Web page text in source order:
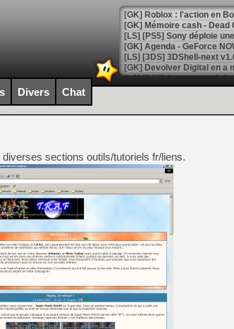
[GK] Roblox : l'action en
[GK] Agenda - GeForce
[GK] Devolver Digital en a
[LS] [PS5] ps5-y2jb-
[GK] Pourquoi Marvel
[GK] Test : Restory : Chill
[GK] GTA 6 : Rockstar
[GK] Hot Wheels Infinite
[GK] Mémoire cash -
[GK] Résultats Nintendo :
[GK] Déjà des
[Mo5] Brickboy cherche à
[GK] Minecraft et ses «
[GK] Beast of
[GK] Ubisoft : fin de partie
[GK] Mémoire cash -
[GK] Dan Houser (GTA)
[GK] Comment EA Sports
[GK] Crimson Moon : un
[GK] Isle of Reveries : le
[GK] Moonlighter 2 : The
[GK] Capcom relance
Divers Chat
sections outils/tutoriels fr/liens.